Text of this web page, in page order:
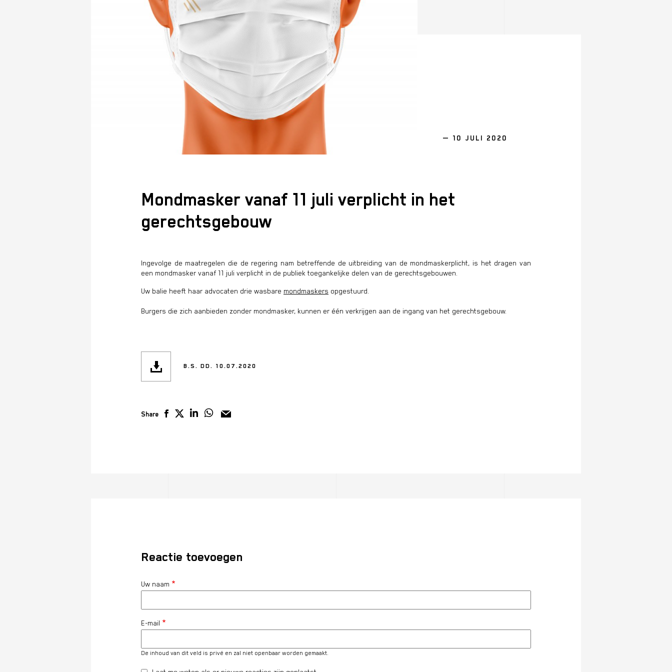
— 10 JULI 2020
Mondmasker vanaf 11 juli verplicht in het
gerechtsgebouw
Ingevolge de maatregelen die de regering nam betreffende de uitbreiding van de mondmaskerplicht, is het dragen van
een mondmasker vanaf 11 juli verplicht in de publiek toegankelijke delen van de gerechtsgebouwen.
Uw balie heeft haar advocaten drie wasbare mondmaskers opgestuurd.
Burgers die zich aanbieden zonder mondmasker, kunnen er één verkrijgen aan de ingang van het gerechtsgebouw.
B.S. DD. 10.07.2020
Share
Reactie toevoegen
Uw naam
E-mail
De inhoud van dit veld is privé en zal niet openbaar worden gemaakt.